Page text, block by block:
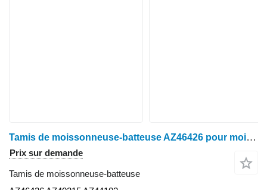
Tamis de moissonneuse-batteuse AZ46426 pour moissonneuse-batteuse John Deere 1177
Prix sur demande
Tamis de moissonneuse-batteuse